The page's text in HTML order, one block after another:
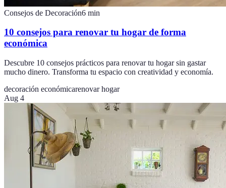
Consejos de Decoración6 min
10 consejos para renovar tu hogar de forma
económica
Descubre 10 consejos prácticos para renovar tu hogar sin gastar
mucho dinero. Transforma tu espacio con creatividad y economía.
decoración económicarenovar hogar
Aug 4